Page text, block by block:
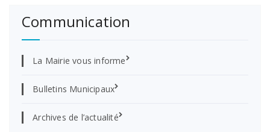
Communication
La Mairie vous informe
Bulletins Municipaux
Archives de l’actualité